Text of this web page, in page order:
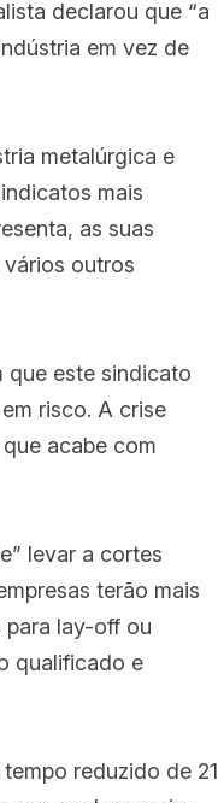
declarou que “a
em vez de
metalúrgica e
mais
as suas
outros
que este sindicato
risco. A crise
acabe com
levar a cortes
terão mais
para lay-off ou
qualificado e
reduzido de 21